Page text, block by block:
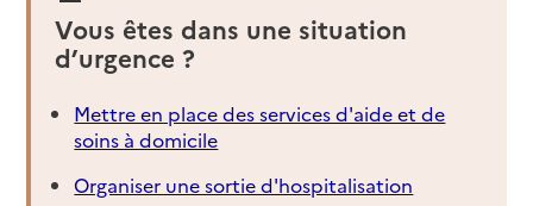
Vous êtes dans une situation
d’urgence ?
Mettre en place des services d'aide et de
soins à domicile
Organiser une sortie d'hospitalisation